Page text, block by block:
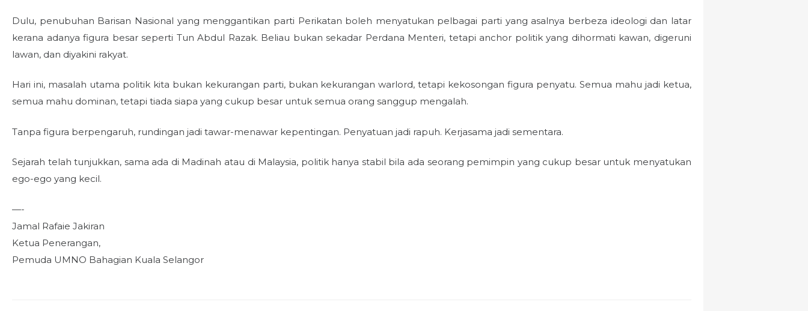
Dulu, penubuhan Barisan Nasional yang menggantikan parti Perikatan boleh menyatukan pelbagai parti yang asalnya berbeza ideologi dan latar
kerana adanya figura besar seperti Tun Abdul Razak. Beliau bukan sekadar Perdana Menteri, tetapi anchor politik yang dihormati kawan, digeruni
lawan, dan diyakini rakyat.
Hari ini, masalah utama politik kita bukan kekurangan parti, bukan kekurangan warlord, tetapi kekosongan figura penyatu. Semua mahu jadi ketua,
semua mahu dominan, tetapi tiada siapa yang cukup besar untuk semua orang sanggup mengalah.
Tanpa figura berpengaruh, rundingan jadi tawar-menawar kepentingan. Penyatuan jadi rapuh. Kerjasama jadi sementara.
Sejarah telah tunjukkan, sama ada di Madinah atau di Malaysia, politik hanya stabil bila ada seorang pemimpin yang cukup besar untuk menyatukan
ego-ego yang kecil.
—-
Jamal Rafaie Jakiran
Ketua Penerangan,
Pemuda UMNO Bahagian Kuala Selangor